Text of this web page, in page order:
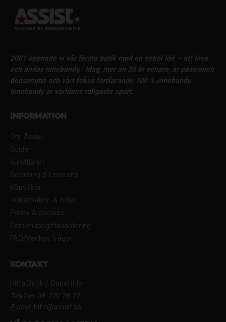
2001 öppnade vi vår första butik med en enkel idé – att leva
och andas innebandy.
Idag, mer än 20 år senare, är passionen
densamma och vårt fokus fortfarande 100 % innebandy.
Innebandy är världens roligaste sport.
Information
Om Assist
Guider
Kundtjänst
Betalning & Leverans
Köpvillkor
Reklamation & retur
Policy & cookies
Personuppgiftshantering
FAQ/Vanliga frågor
Kontakt
Hitta Butik / Öppettider
Telefon:08-720 28 22
E-post:Info@assist.se